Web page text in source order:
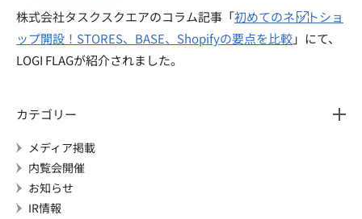
株式会社タスクスクエアのコラム記事「初めてのネットショ
ップ開設！STORES、BASE、Shopifyの要点を比較」にて、
LOGI FLAGが紹介されました。
カテゴリー
メディア掲載
内覧会開催
お知らせ
IR情報